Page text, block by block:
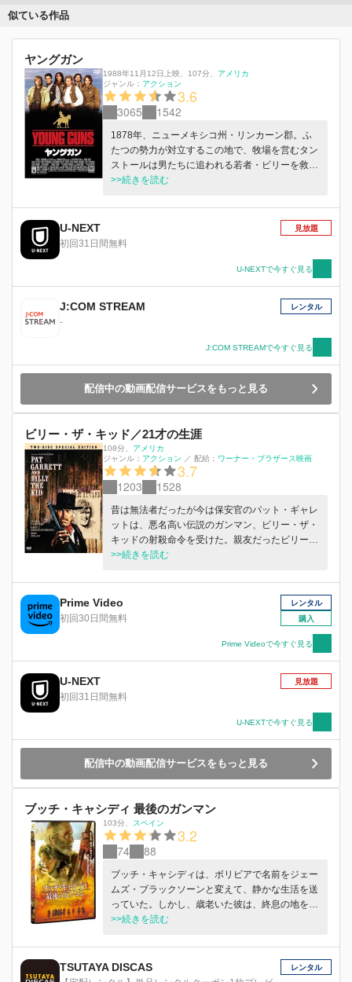
似ている作品
ヤングガン
1988年11月12日上映 107分
アメリカ
ジャンル： アクション
3.6
3065 1542
1878年、ニューメキシコ州・リンカーン郡。ふ
たつの勢力が対立するこの地で、牧場を営むタン
ストールは男たちに追われる若者・ビリーを救
う。ビリーは牧場で5人の若者らと共に腕を磨い
殺され、運命が一変する。
>>続きを読む
U-NEXT
初回31日間無料
見放題
U-NEXTで今すぐ見る
J:COM STREAM
-
レンタル
J:COM STREAMで今すぐ見る
配信中の動画配信サービスをもっと見る
ビリー・ザ・キッド／21才の生涯
108分
アメリカ
ジャンル： アクション ／ 配給： ワーナー・ブラザース映画
3.7
1203 1528
昔は無法者だったが今は保安官のパット・ギャレ
ットは、悪名高い伝説のガンマン、ビリー・ザ・
キッドの射殺命令を受けた。親友だったビリーを
何とか殺さずに済むようにという願いに反し、パ
しまう…。
>>続きを読む
Prime Video
初回30日間無料
レンタル
購入
Prime Videoで今すぐ見る
U-NEXT
初回31日間無料
見放題
U-NEXTで今すぐ見る
配信中の動画配信サービスをもっと見る
ブッチ・キャシディ 最後のガンマン
103分 スペイン
3.2
74 88
ブッチ・キャシディは、ボリビアで名前をジェー
ムズ・ブラックソーンと変えて、静かな生活を送
っていた。しかし、歳老いた彼は、終息の地を求
めて母国・アメリカに帰ることを決心。旅の途
するのだが…。
>>続きを読む
TSUTAYA DISCAS レンタル